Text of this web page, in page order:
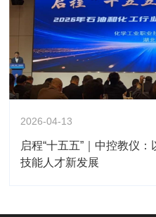
2026-04-13
启程“十五五”｜中控教仪
技能人才新发展